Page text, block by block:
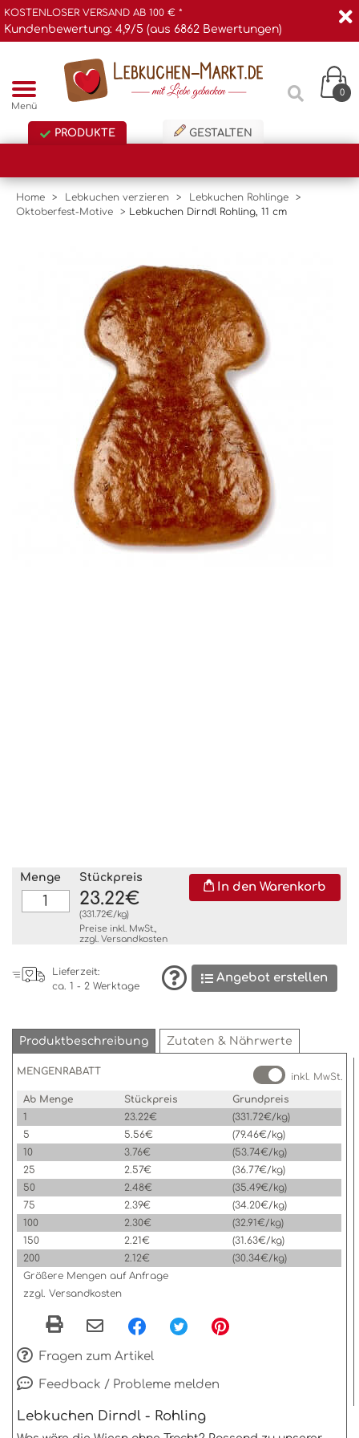
KOSTENLOSER VERSAND AB 100 € *
Kundenbewertung: 4,9/5 (aus 6862 Bewertungen)
Menü
0
PRODUKTE GESTALTEN
Home > Lebkuchen verzieren > Lebkuchen Rohlinge
>
Oktoberfest-Motive
> Lebkuchen Dirndl Rohling, 11 cm
Menge Stückpreis
23.22€
(331.72€/kg)
Preise inkl. MwSt.,
zzgl. Versandkosten
In den Warenkorb
Lieferzeit:
ca. 1 - 2 Werktage
Angebot erstellen
Produktbeschreibung Zutaten & Nährwerte
MENGENRABATT
inkl. MwSt.
Ab Menge
Stückpreis
Grundpreis
1
23.22€
(331.72€/kg)
5
5.56€
(79.46€/kg)
10
3.76€
(53.74€/kg)
25
2.57€
(36.77€/kg)
50
2.48€
(35.49€/kg)
75
2.39€
(34.20€/kg)
100
2.30€
(32.91€/kg)
150
2.21€
(31.63€/kg)
200
2.12€
(30.34€/kg)
Größere Mengen auf Anfrage
zzgl. Versandkosten
Fragen zum Artikel
Feedback / Probleme melden
Lebkuchen Dirndl - Rohling